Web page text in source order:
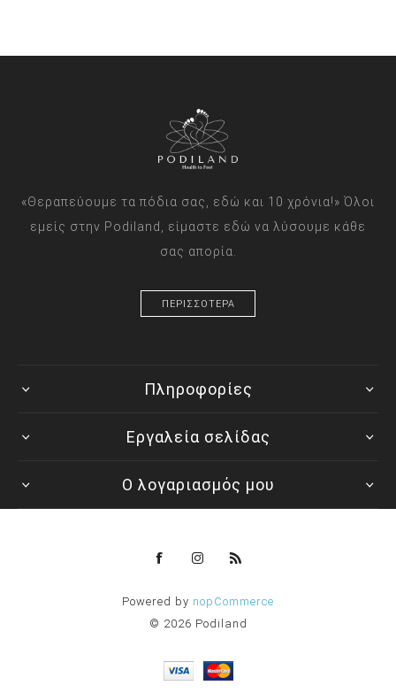
«Θεραπεύουμε τα πόδια σας, εδώ και 10 χρόνια!» Όλοι
εμείς στην Podiland, είμαστε εδώ να λύσουμε κάθε
σας απορία.
ΠΕΡΙΣΣΟΤΕΡΑ
Πληροφορίες
Εργαλεία σελίδας
Ο λογαριασμός μου
Powered by nopCommerce
© 2026 Podiland